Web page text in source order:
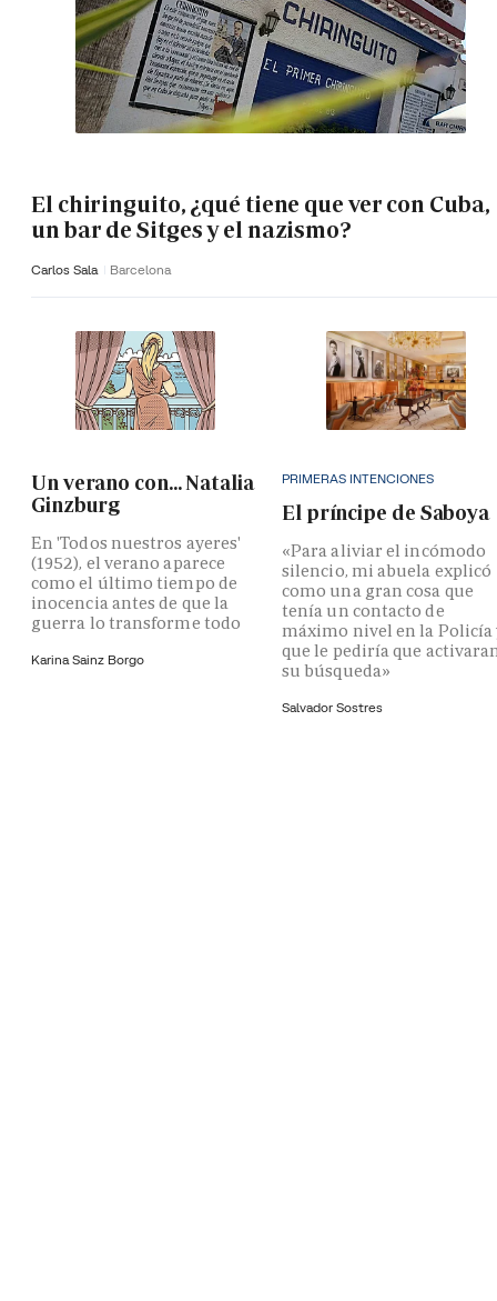
El chiringuito, ¿qué tiene que ver con Cuba,
un bar de Sitges y el nazismo?
Carlos Sala Barcelona
Un verano con... Natalia
Ginzburg
En 'Todos nuestros ayeres'
(1952), el verano aparece
como el último tiempo de
inocencia antes de que la
guerra lo transforme todo
Karina Sainz Borgo
PRIMERAS INTENCIONES
El príncipe de Saboya
«Para aliviar el incómodo
silencio, mi abuela explicó
como una gran cosa que
tenía un contacto de
máximo nivel en la Policía
que le pediría que
su búsqueda»
Salvador Sostres